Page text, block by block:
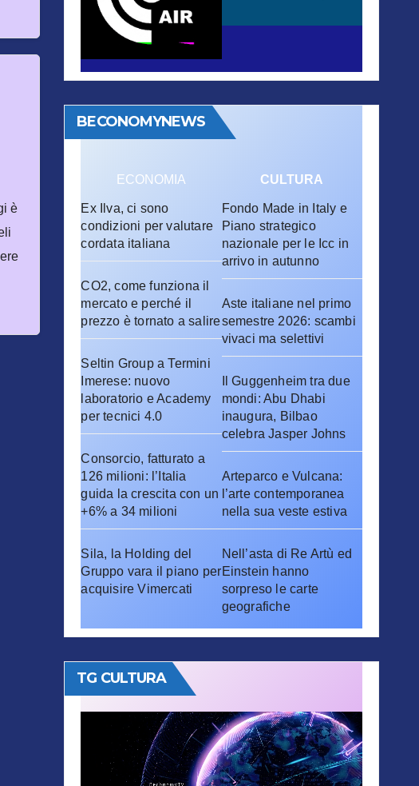
è
BECONOMYNEWS
ECONOMIA
Ex Ilva, ci sono
condizioni per valutare
cordata italiana
CO2, come funziona il
mercato e perché il
prezzo è tornato a salire
Seltin Group a Termini
Imerese: nuovo
laboratorio e Academy
per tecnici 4.0
Consorcio, fatturato a
126 milioni: l’Italia
guida la crescita con un
+6% a 34 milioni
Sila, la Holding del
Gruppo vara il piano per
acquisire Vimercati
CULTURA
Fondo Made in Italy e
Piano strategico
nazionale per le Icc in
arrivo in autunno
Aste italiane nel primo
semestre 2026: scambi
vivaci ma selettivi
Il Guggenheim tra due
mondi: Abu Dhabi
inaugura, Bilbao
celebra Jasper Johns
Arteparco e Vulcana:
l’arte contemporanea
nella sua veste estiva
Nell’asta di Re Artù ed
Einstein hanno
sorpreso le carte
geografiche
TG CULTURA